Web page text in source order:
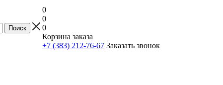
0
0
0
Корзина заказа
+7 (383) 212-76-67 Заказать звонок